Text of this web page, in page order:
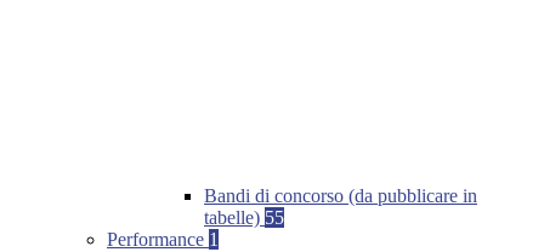
Bandi di concorso (da pubblicare in
tabelle) 55
Performance 1